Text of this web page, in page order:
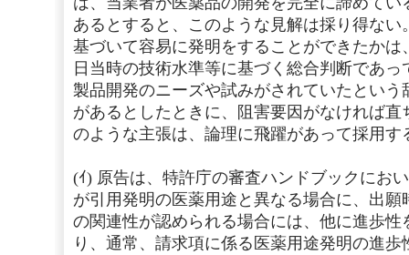
あるとすると、このような見解は採り得な
基づいて容易に発明をすることができたか
日当時の技術水準等に基づく総合判断であ
製品開発のニーズや試みがされていたとい
があるとしたときに、阻害要因がなければ
のような主張は、論理に飛躍があって採用す
(ｲ) 原告は、特許庁の審査ハンドブックにお
が引用発明の医薬用途と異なる場合に、出
の関連性が認められる場合には、他に進歩
り、通常、請求項に係る医薬用途発明の進